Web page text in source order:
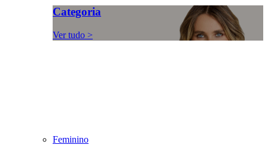
Categoria
Ver tudo >
Feminino